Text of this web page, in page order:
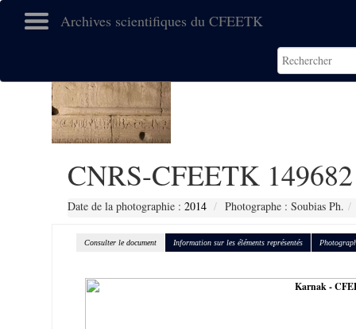
Archives scientifiques du CFEETK
CNRS-CFEETK 149682
Date de la photographie : 2014 Photographe : Soubias Ph.
Consulter le document Information sur les éléments représentés